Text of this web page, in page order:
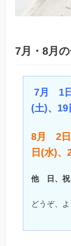
7月・8月
7月 1日
(土)、19
8月 2日
日(水)
他 日、祝
どうぞ、